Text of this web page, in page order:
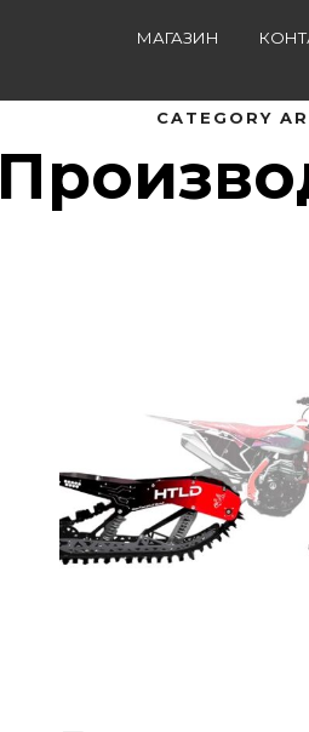
МАГАЗИН
CATEGORY